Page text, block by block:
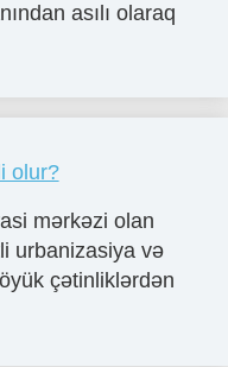
asılı olaraq
olur?
mərkəzi olan
urbanizasiya və
çətinliklərdən